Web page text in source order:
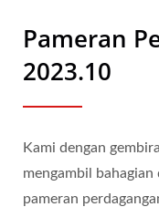
Pameran
2023.10
Kami dengan
mengambil bahagian
pameran